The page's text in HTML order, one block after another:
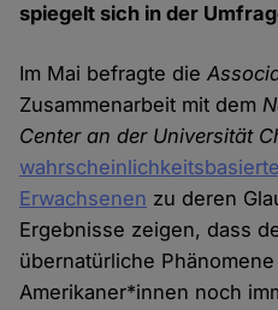
spiegelt sich in der
Im Mai befragte die
Zusammenarbeit mit dem
Center an der Universität
Erwachsenen zu deren
Ergebnisse zeigen, dass
übernatürliche
Amerikaner*innen noch